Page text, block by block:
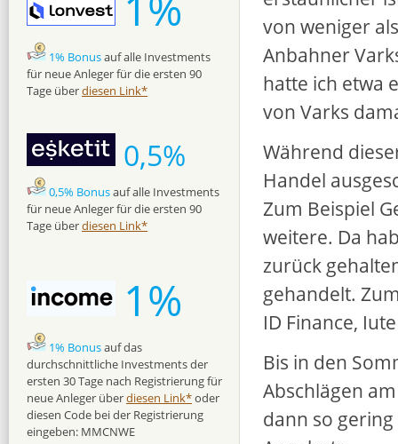
von weniger
Anbahner
hatte ich etwa
von Varks
Während
Handel
Zum Beispiel
weitere. Da
zurück
gehandelt.
ID Finance,
Bis in den
Abschlägen
dann so
1% Bonusauf alle Investments
für neue Anleger für die ersten 90
Tage überdiesen Link*
0,5%
0,5% Bonusauf alle Investments
für neue Anleger für die ersten 90
Tage überdiesen Link*
1%
1% Bonusauf das
durchschnittliche Investments der
ersten 30 Tage nach Registrierung für
neue Anleger überdiesen Link*oder
diesen Code bei der Registrierung
eingeben: MMCNWE